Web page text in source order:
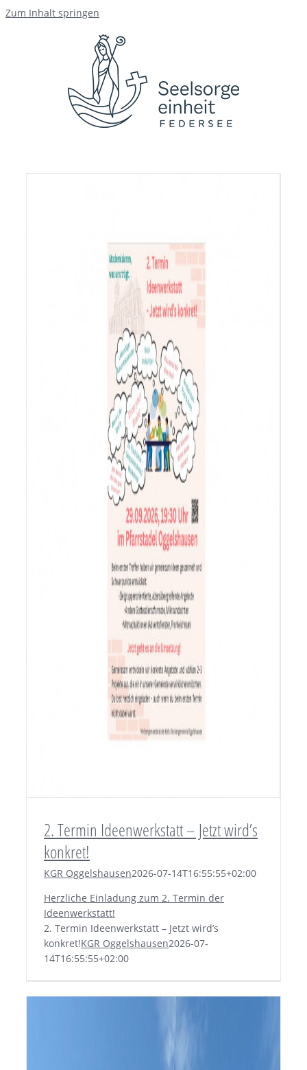
Zum Inhalt springen
2. Termin Ideenwerkstatt – Jetzt wird’s
konkret!
KGR Oggelshausen2026-07-14T16:55:55+02:00
Herzliche Einladung zum 2. Termin der
Ideenwerkstatt!
2. Termin Ideenwerkstatt – Jetzt wird’s
konkret!KGR Oggelshausen2026-07-
14T16:55:55+02:00